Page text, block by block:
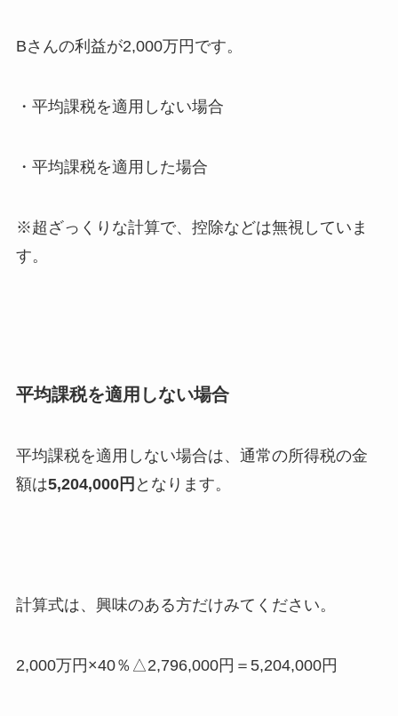
Bさんの利益が2,000万円です。
・平均課税を適用しない場合
・平均課税を適用した場合
※超ざっくりな計算で、控除などは無視していま
す。
平均課税を適用しない場合
平均課税を適用しない場合は、通常の所得税の金
額は5,204,000円 となります。
計算式は、興味のある方だけみてください。
2,000万円×40％△2,796,000円＝5,204,000円